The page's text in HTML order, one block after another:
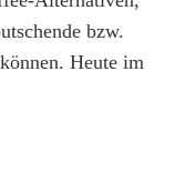
bzw.
Heute im